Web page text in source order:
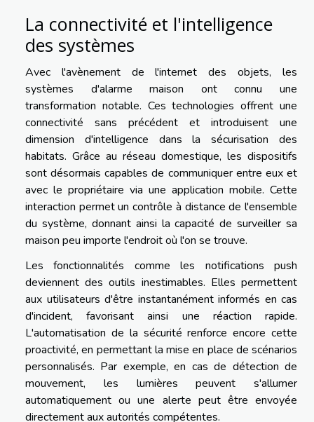
La connectivité et l'intelligence
des systèmes
Avec l'avènement de l'internet des objets, les
systèmes d'alarme maison ont connu une
transformation notable. Ces technologies offrent une
connectivité sans précédent et introduisent une
dimension d'intelligence dans la sécurisation des
habitats. Grâce au réseau domestique, les dispositifs
sont désormais capables de communiquer entre eux et
avec le propriétaire via une application mobile. Cette
interaction permet un contrôle à distance de l'ensemble
du système, donnant ainsi la capacité de surveiller sa
maison peu importe l'endroit où l'on se trouve.
Les fonctionnalités comme les notifications push
deviennent des outils inestimables. Elles permettent
aux utilisateurs d'être instantanément informés en cas
d'incident, favorisant ainsi une réaction rapide.
L'automatisation de la sécurité renforce encore cette
proactivité, en permettant la mise en place de scénarios
personnalisés. Par exemple, en cas de détection de
mouvement, les lumières peuvent s'allumer
automatiquement ou une alerte peut être envoyée
directement aux autorités compétentes.